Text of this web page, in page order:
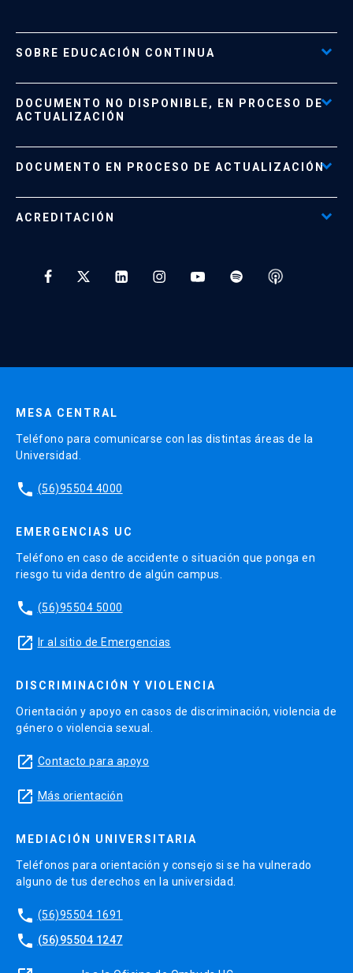
SOBRE EDUCACIÓN CONTINUA
Formas de Pago
Políticas de Retiro, Devolución e Información Importante
DOCUMENTO NO DISPONIBLE, EN PROCESO DE
ACTUALIZACIÓN
Documento No Disponible file_download
DOCUMENTO EN PROCESO DE ACTUALIZACIÓN
ACREDITACIÓN
MESA CENTRAL
Teléfono para comunicarse con las distintas áreas de la
Universidad.
phone (56)95504 4000
EMERGENCIAS UC
Teléfono en caso de accidente o situación que ponga en
riesgo tu vida dentro de algún campus.
phone (56)95504 5000
launch Ir al sitio de Emergencias
DISCRIMINACIÓN Y VIOLENCIA
Orientación y apoyo en casos de discriminación, violencia de
género o violencia sexual.
launch Contacto para apoyo
launch Más orientación
MEDIACIÓN UNIVERSITARIA
Teléfonos para orientación y consejo si se ha vulnerado
alguno de tus derechos en la universidad.
phone (56)95504 1691
phone (56)95504 1247